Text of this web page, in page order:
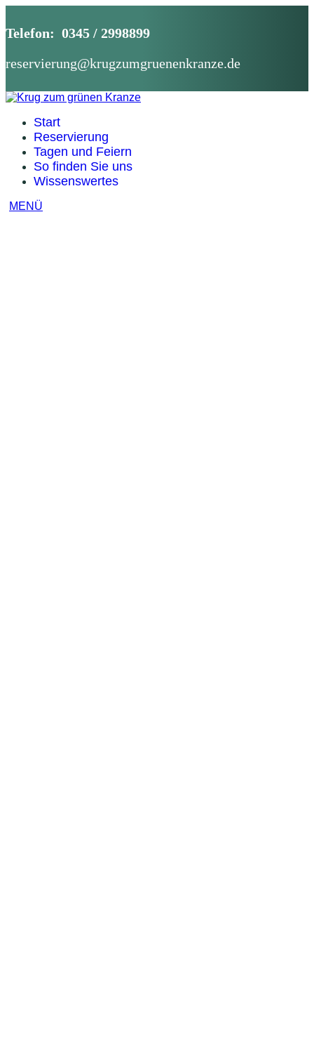
Telefon: 0345 / 2998899
reservierung@krugzumgruenenkranze.de
Start
Reservierung
Tagen und Feiern
So finden Sie uns
Wissenswertes